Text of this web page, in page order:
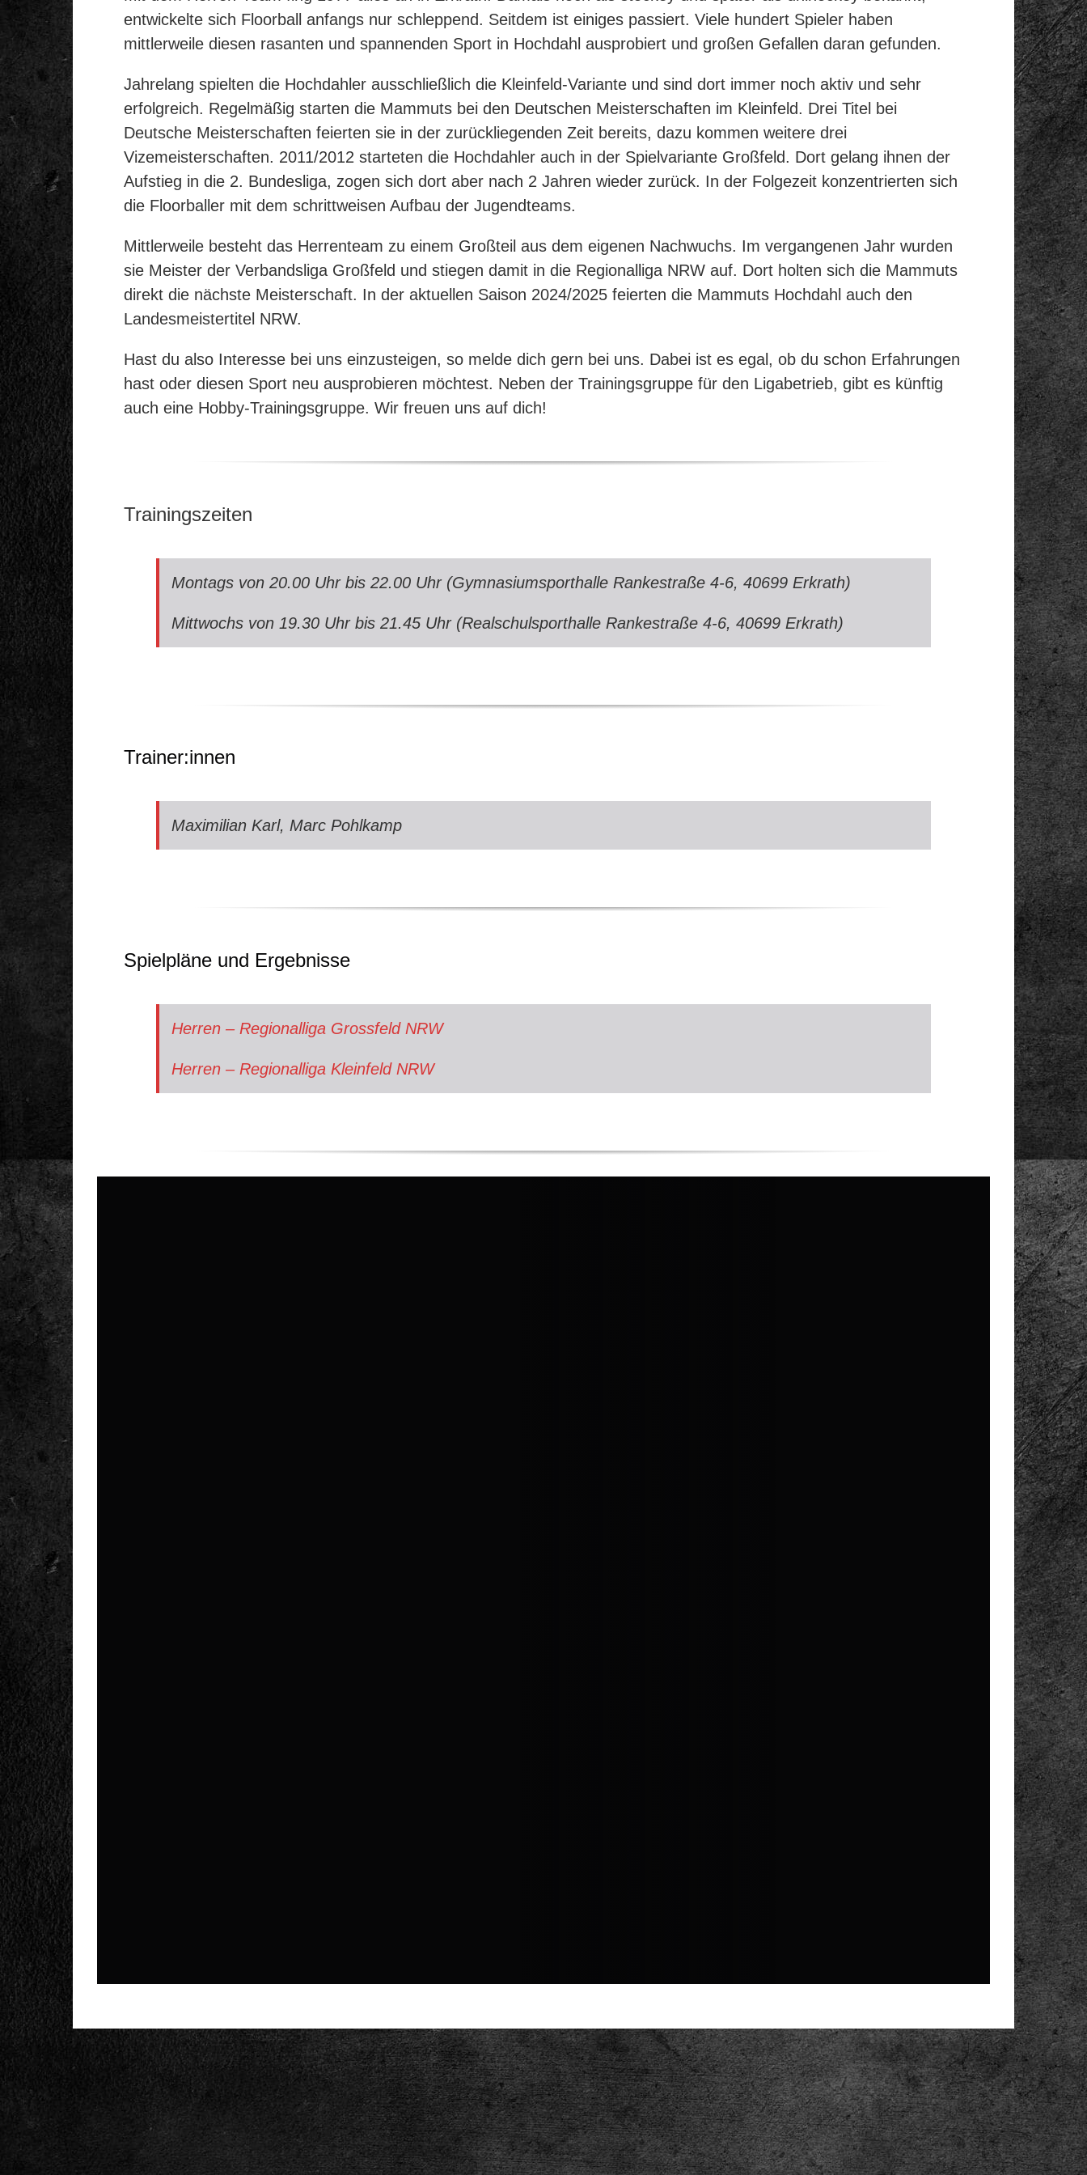
entwickelte sich Floorball anfangs nur schleppend. Seitdem ist einiges passiert. Viele hundert Spieler haben
mittlerweile diesen rasanten und spannenden Sport in Hochdahl ausprobiert und großen Gefallen daran gefunden.
Jahrelang spielten die Hochdahler ausschließlich die Kleinfeld-Variante und sind dort immer noch aktiv und sehr
erfolgreich. Regelmäßig starten die Mammuts bei den Deutschen Meisterschaften im Kleinfeld. Drei Titel bei
Deutsche Meisterschaften feierten sie in der zurückliegenden Zeit bereits, dazu kommen weitere drei
Vizemeisterschaften. 2011/2012 starteten die Hochdahler auch in der Spielvariante Großfeld. Dort gelang ihnen der
Aufstieg in die 2. Bundesliga, zogen sich dort aber nach 2 Jahren wieder zurück. In der Folgezeit konzentrierten sich
die Floorballer mit dem schrittweisen Aufbau der Jugendteams.
Mittlerweile besteht das Herrenteam zu einem Großteil aus dem eigenen Nachwuchs. Im vergangenen Jahr wurden
sie Meister der Verbandsliga Großfeld und stiegen damit in die Regionalliga NRW auf. Dort holten sich die Mammuts
direkt die nächste Meisterschaft. In der aktuellen Saison 2024/2025 feierten die Mammuts Hochdahl auch den
Landesmeistertitel NRW.
Hast du also Interesse bei uns einzusteigen, so melde dich gern bei uns. Dabei ist es egal, ob du schon Erfahrungen
hast oder diesen Sport neu ausprobieren möchtest. Neben der Trainingsgruppe für den Ligabetrieb, gibt es künftig
auch eine Hobby-Trainingsgruppe. Wir freuen uns auf dich!
Trainingszeiten
Montags von 20.00 Uhr bis 22.00 Uhr (Gymnasiumsporthalle Rankestraße 4-6, 40699 Erkrath)
Mittwochs von 19.30 Uhr bis 21.45 Uhr (Realschulsporthalle Rankestraße 4-6, 40699 Erkrath)
Trainer:innen
Maximilian Karl, Marc Pohlkamp
Spielpläne und Ergebnisse
Herren – Regionalliga Grossfeld NRW
Herren – Regionalliga Kleinfeld NRW